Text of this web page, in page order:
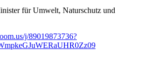
für Umwelt, Naturschutz und
j/89019873736?